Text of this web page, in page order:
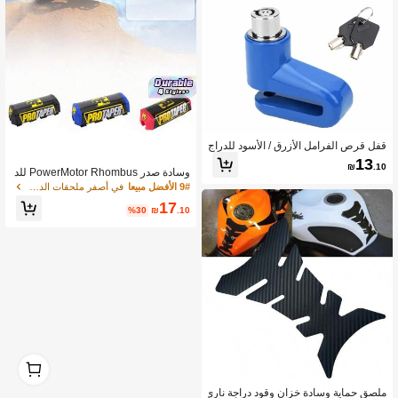
قفل قرص الفرامل الأزرق / الأسود للدراج
ات الجبلية والدراجات الكهربائية والدراجا
ت النارية لمنع السرقة، ملحقات قفل الق
₪13.10
ملصق حماية وسادة خزان وقود دراجة ناري
وسادة صدر PowerMotor Rhombus للد
راجات النارية للطرق الوعرة CRF RMZ
طدام عالمية للسيارات الشاطئية من الق
9# الأفضل مبيعا
₪17 .10
%30